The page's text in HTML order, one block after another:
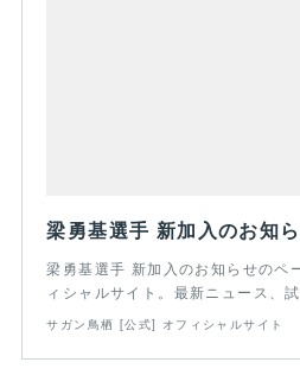
梁勇基選手 新加入のお知らせのペ
ィシャルサイト。最新ニュース、
サガン鳥栖 [公式] オフィシャルサイト